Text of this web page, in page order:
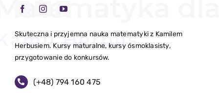
Skuteczna i przyjemna nauka matematyki z Kamilem
Herbusiem. Kursy maturalne, kursy ósmoklasisty,
przygotowanie do konkursów.
(+48) 794 160 475